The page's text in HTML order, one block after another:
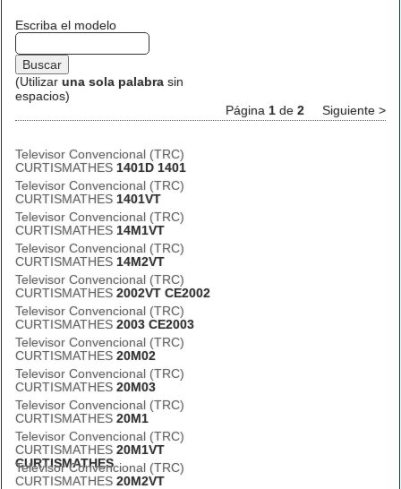
Escriba el modelo
(Utilizar una sola palabra sin
espacios)
Página 1 de 2 Siguiente >
Televisor Convencional (TRC)
CURTISMATHES 1401D 1401
Televisor Convencional (TRC)
CURTISMATHES 1401VT
Televisor Convencional (TRC)
CURTISMATHES 14M1VT
Televisor Convencional (TRC)
CURTISMATHES 14M2VT
Televisor Convencional (TRC)
CURTISMATHES 2002VT CE2002
Televisor Convencional (TRC)
CURTISMATHES 2003 CE2003
Televisor Convencional (TRC)
CURTISMATHES 20M02
Televisor Convencional (TRC)
CURTISMATHES 20M03
Televisor Convencional (TRC)
CURTISMATHES 20M1
Televisor Convencional (TRC)
CURTISMATHES 20M1VT
CURTISMATHES
Televisor Convencional (TRC)
CURTISMATHES 20M2VT